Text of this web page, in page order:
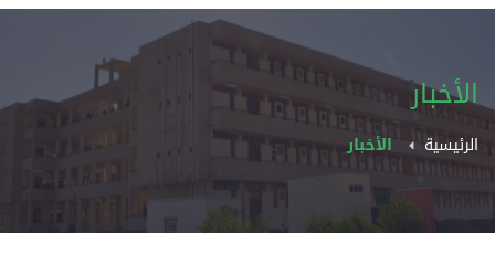
الأخبار
الرئيسية الأخبار